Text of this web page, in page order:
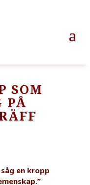
SOM
PÅ
en kropp